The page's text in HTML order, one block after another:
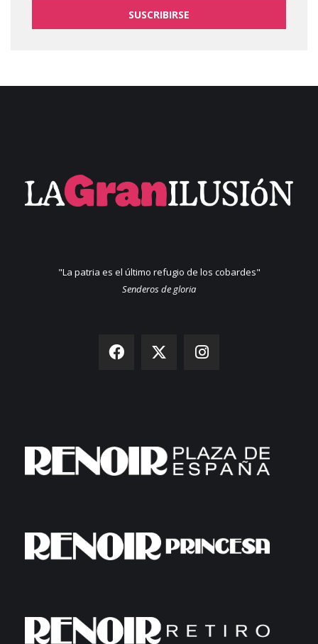
SUSCRIBIRSE
"La patria es el último refugio de los cobardes"
Senderos de gloria